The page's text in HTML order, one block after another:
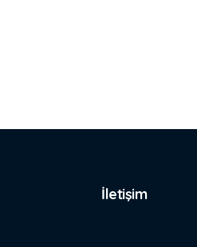
İletişim